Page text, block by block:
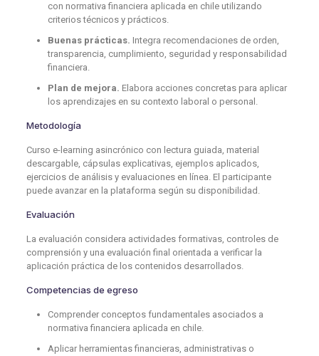
con normativa financiera aplicada en chile utilizando
criterios técnicos y prácticos.
Buenas prácticas. Integra recomendaciones de orden,
transparencia, cumplimiento, seguridad y responsabilidad
financiera.
Plan de mejora. Elabora acciones concretas para aplicar
los aprendizajes en su contexto laboral o personal.
Metodología
Curso e-learning asincrónico con lectura guiada, material
descargable, cápsulas explicativas, ejemplos aplicados,
ejercicios de análisis y evaluaciones en línea. El participante
puede avanzar en la plataforma según su disponibilidad.
Evaluación
La evaluación considera actividades formativas, controles de
comprensión y una evaluación final orientada a verificar la
aplicación práctica de los contenidos desarrollados.
Competencias de egreso
Comprender conceptos fundamentales asociados a
normativa financiera aplicada en chile.
Aplicar herramientas financieras, administrativas o